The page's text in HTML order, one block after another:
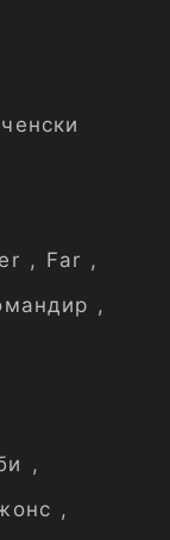
, Far ,
,
,
,